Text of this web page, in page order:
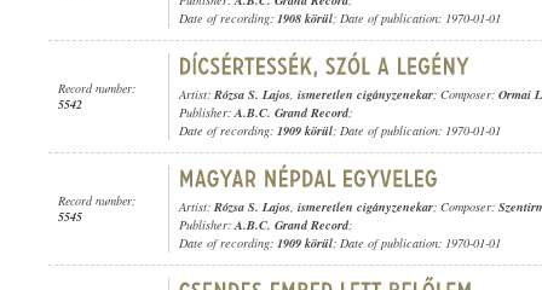
Date of recording: 1908 körül; Date of publication: 1970-01-01
Record number:
5542
Artist: Rózsa S. Lajos, ismeretlen cigányzenekar; Composer: Ormai
Publisher:A.B.C. Grand Record;
Date of recording: 1909 körül; Date of publication: 1970-01-01
Record number:
5545
Artist: Rózsa S. Lajos, ismeretlen cigányzenekar; Composer:
Publisher:A.B.C. Grand Record;
Date of recording: 1909 körül; Date of publication: 1970-01-01